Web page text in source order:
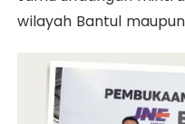
wilayah Bantul